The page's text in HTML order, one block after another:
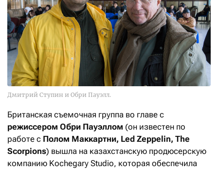
Дмитрий Ступин и Обри Пауэлл.
Британская съемочная группа во главе с
режиссером Обри Пауэллом (он известен по
работе с Полом Маккартни, Led Zeppelin, The
Scorpions) вышла на казахстанскую продюсерскую
компанию Kochegary Studio, которая обеспечила